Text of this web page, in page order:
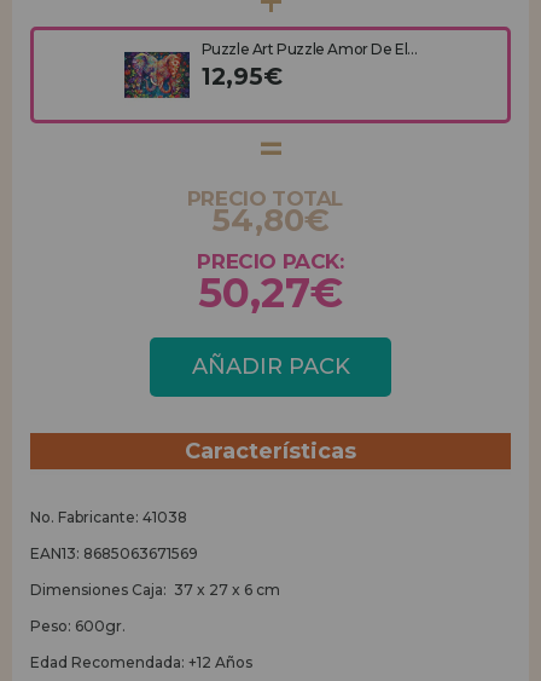
Puzzle Art Puzzle Amor De El...
12,95€
PRECIO TOTAL
54,80€
PRECIO PACK:
50,27€
AÑADIR PACK
Características
No. Fabricante: 41038
EAN13: 8685063671569
Dimensiones Caja: 37 x 27 x 6 cm
Peso: 600gr.
Edad Recomendada: +12 Años